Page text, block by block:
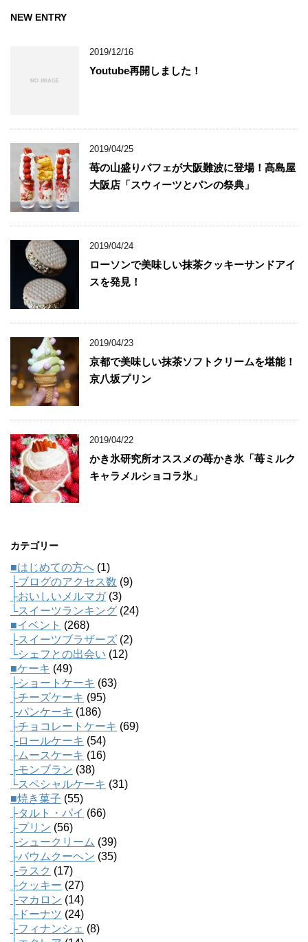
NEW ENTRY
2019/12/16
Youtube再開しました！
2019/04/25
苺の山盛りパフェが大阪難波に登場！髙島屋
大阪店「スウィーツとパンの祭典」
2019/04/24
ローソンで美味しい抹茶クッキーサンドアイ
スを発見！
2019/04/23
京都で美味しい抹茶ソフトクリームを堪能！
京八坂プリン
2019/04/22
かき氷研究所オススメの苺かき氷「苺ミルク
キャラメルショコラ氷」
カテゴリー
■はじめての方へ (1)
├ブログのアクセス数 (9)
├おいしいメルマガ(3)
└スイーツランキング (24)
■イベント (268)
├スイーツブラザーズ (2)
└シェフとの出会い (12)
■ケーキ (49)
├ショートケーキ (63)
├チーズケーキ (95)
├パンケーキ (186)
├チョコレートケーキ (69)
├ロールケーキ (54)
├ムースケーキ (16)
├モンブラン (38)
└スペシャルケーキ (31)
■焼き菓子 (55)
├タルト・パイ (66)
├プリン (56)
├シュークリーム (39)
├バウムクーヘン (35)
├ラスク (17)
├クッキー (27)
├マカロン (14)
├ドーナツ (24)
├フィナンシェ (8)